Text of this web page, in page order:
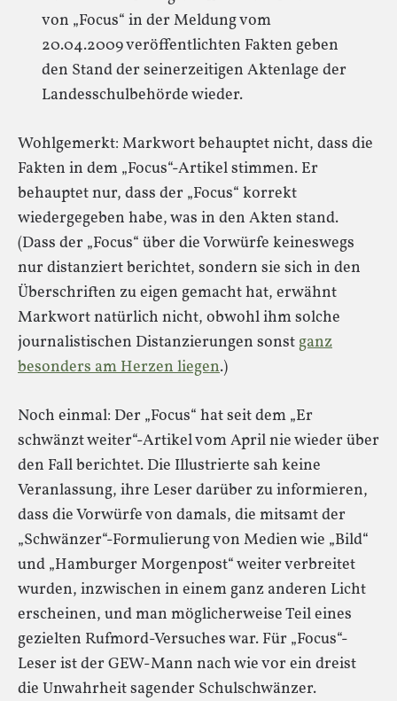
von „Focus“ in der Meldung vom
20.04.2009 veröffentlichten Fakten geben
den Stand der seinerzeitigen Aktenlage der
Landesschulbehörde wieder.
Wohlgemerkt: Markwort behauptet nicht, dass die
Fakten in dem „Focus“-Artikel stimmen. Er
behauptet nur, dass der „Focus“ korrekt
wiedergegeben habe, was in den Akten stand.
(Dass der „Focus“ über die Vorwürfe keineswegs
nur distanziert berichtet, sondern sie sich in den
Überschriften zu eigen gemacht hat, erwähnt
Markwort natürlich nicht, obwohl ihm solche
journalistischen Distanzierungen sonstganz
besonders am Herzen liegen.)
Noch einmal: Der „Focus“ hat seit dem „Er
schwänzt weiter“-Artikel vom April nie wieder über
den Fall berichtet. Die Illustrierte sah keine
Veranlassung, ihre Leser darüber zu informieren,
dass die Vorwürfe von damals, die mitsamt der
„Schwänzer“-Formulierung von Medien wie „Bild“
und „Hamburger Morgenpost“ weiter verbreitet
wurden, inzwischen in einem ganz anderen Licht
erscheinen, und man möglicherweise Teil eines
gezielten Rufmord-Versuches war. Für „Focus“-
Leser ist der GEW-Mann nach wie vor ein dreist
die Unwahrheit sagender Schulschwänzer.